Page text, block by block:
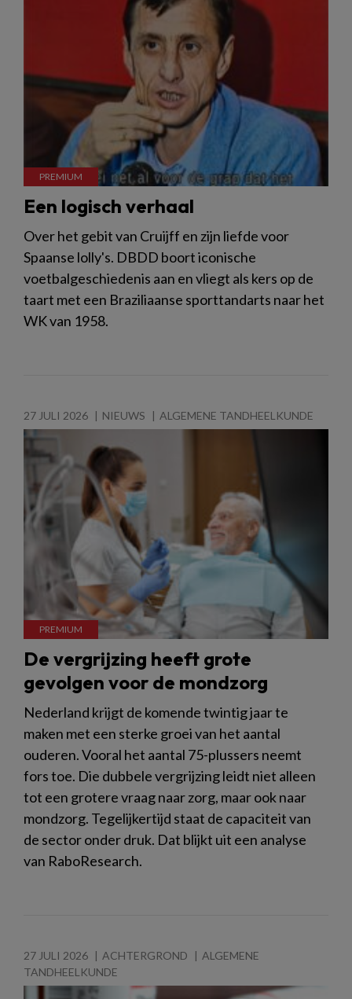
Een logisch verhaal
Over het gebit van Cruijff en zijn liefde voor
Spaanse lolly's. DBDD boort iconische
voetbalgeschiedenis aan en vliegt als kers op de
taart met een Braziliaanse sporttandarts naar het
WK van 1958.
27 JULI 2026 NIEUWS ALGEMENE TANDHEELKUNDE
De vergrijzing heeft grote
gevolgen voor de mondzorg
Nederland krijgt de komende twintig jaar te
maken met een sterke groei van het aantal
ouderen. Vooral het aantal 75-plussers neemt
fors toe. Die dubbele vergrijzing leidt niet alleen
tot een grotere vraag naar zorg, maar ook naar
mondzorg. Tegelijkertijd staat de capaciteit van
de sector onder druk. Dat blijkt uit een analyse
van RaboResearch.
27 JULI 2026 ACHTERGROND
ALGEMENE
TANDHEELKUNDE